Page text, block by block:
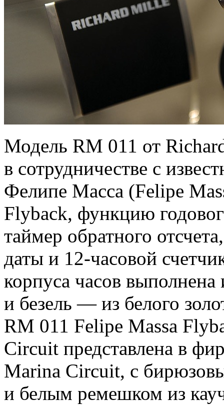
Модель RM 011 от
в сотрудничестве с
Фелипе Масса (Felipe
Flyback, функцию
таймер обратного
даты и 12-часовой
корпуса часов выполнена
и безель — из белого
RM 011 Felipe Massa
Circuit представлена в
Marina Circuit, с
и белым ремешком из